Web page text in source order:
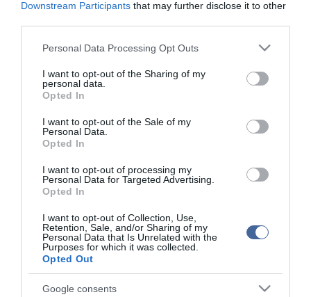
Downstream Participants that may further disclose it to other
Please note that this website/app uses one or more Google
not limited to your visit or usage behaviour. You may click to
grant or deny consent to Google and its third-party tags to
use your data for below specified purposes in below Google
consent section.
Personal Data Processing Opt Outs
I want to opt-out of the Sharing of my
personal data.
Opted In
I want to opt-out of the Sale of my
Personal Data.
Opted In
I want to opt-out of processing my
Personal Data for Targeted Advertising.
Opted In
I want to opt-out of Collection, Use,
Retention, Sale, and/or Sharing of my
Personal Data that Is Unrelated with the
Purposes for which it was collected.
Opted Out
Google consents
sem fordult elő, hogy 5+2 vagy éppen 5+1 találatos nyereményért
nem jelentkeztek a magyar nyertesek.
Figyelem! A cikkhez hozzáfűzött hozzászólások nem a
kommenteket nem tudja befolyásolni - azok az olvasók személyes véleményét
tartalmazzák.
Kérjük, kulturáltan, mások személyiségi jogainak és jó hírnevének tiszteletben
ma.hu legfrissebb hírei:
8:04
Vitézy Dávid: 2,3 milliárd forint került vissza az államhoz
egy útdíjrendszeres ügylet felülvizsgálata után